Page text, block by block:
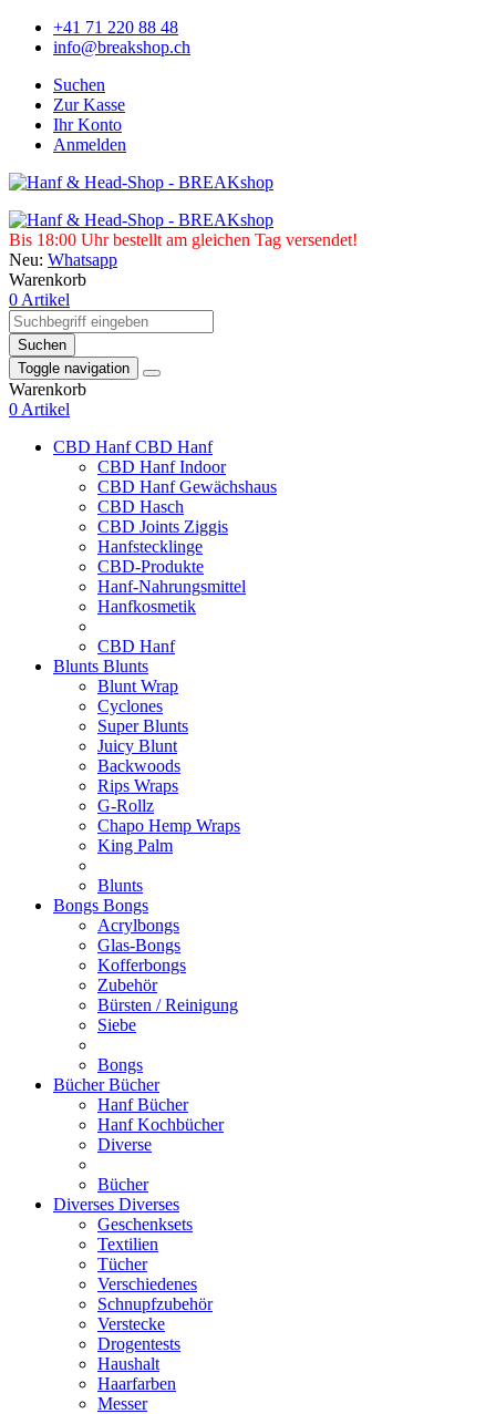
+41 71 220 88 48
info@breakshop.ch
Suchen
Zur Kasse
Ihr Konto
Anmelden
Bis 18:00 Uhr bestellt am gleichen Tag versendet!
Neu: Whatsapp
Warenkorb
0 Artikel
Suchen
Toggle navigation
Warenkorb
0 Artikel
CBD HanfCBD Hanf
CBD Hanf Indoor
CBD Hanf Gewächshaus
CBD Hasch
CBD Joints Ziggis
Hanfstecklinge
CBD-Produkte
Hanf-Nahrungsmittel
Hanfkosmetik
CBD Hanf
Blunts Blunts
Blunt Wrap
Cyclones
Super Blunts
Juicy Blunt
Backwoods
Rips Wraps
G-Rollz
Chapo Hemp Wraps
King Palm
Blunts
Bongs Bongs
Acrylbongs
Glas-Bongs
Kofferbongs
Zubehör
Bürsten / Reinigung
Siebe
Bongs
BücherBücher
Hanf Bücher
Hanf Kochbücher
Diverse
Bücher
Diverses Diverses
Geschenksets
Textilien
Tücher
Verschiedenes
Schnupfzubehör
Verstecke
Drogentests
Haushalt
Haarfarben
Messer